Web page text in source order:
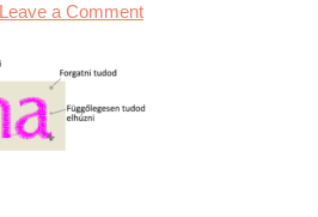
Leave a Comment